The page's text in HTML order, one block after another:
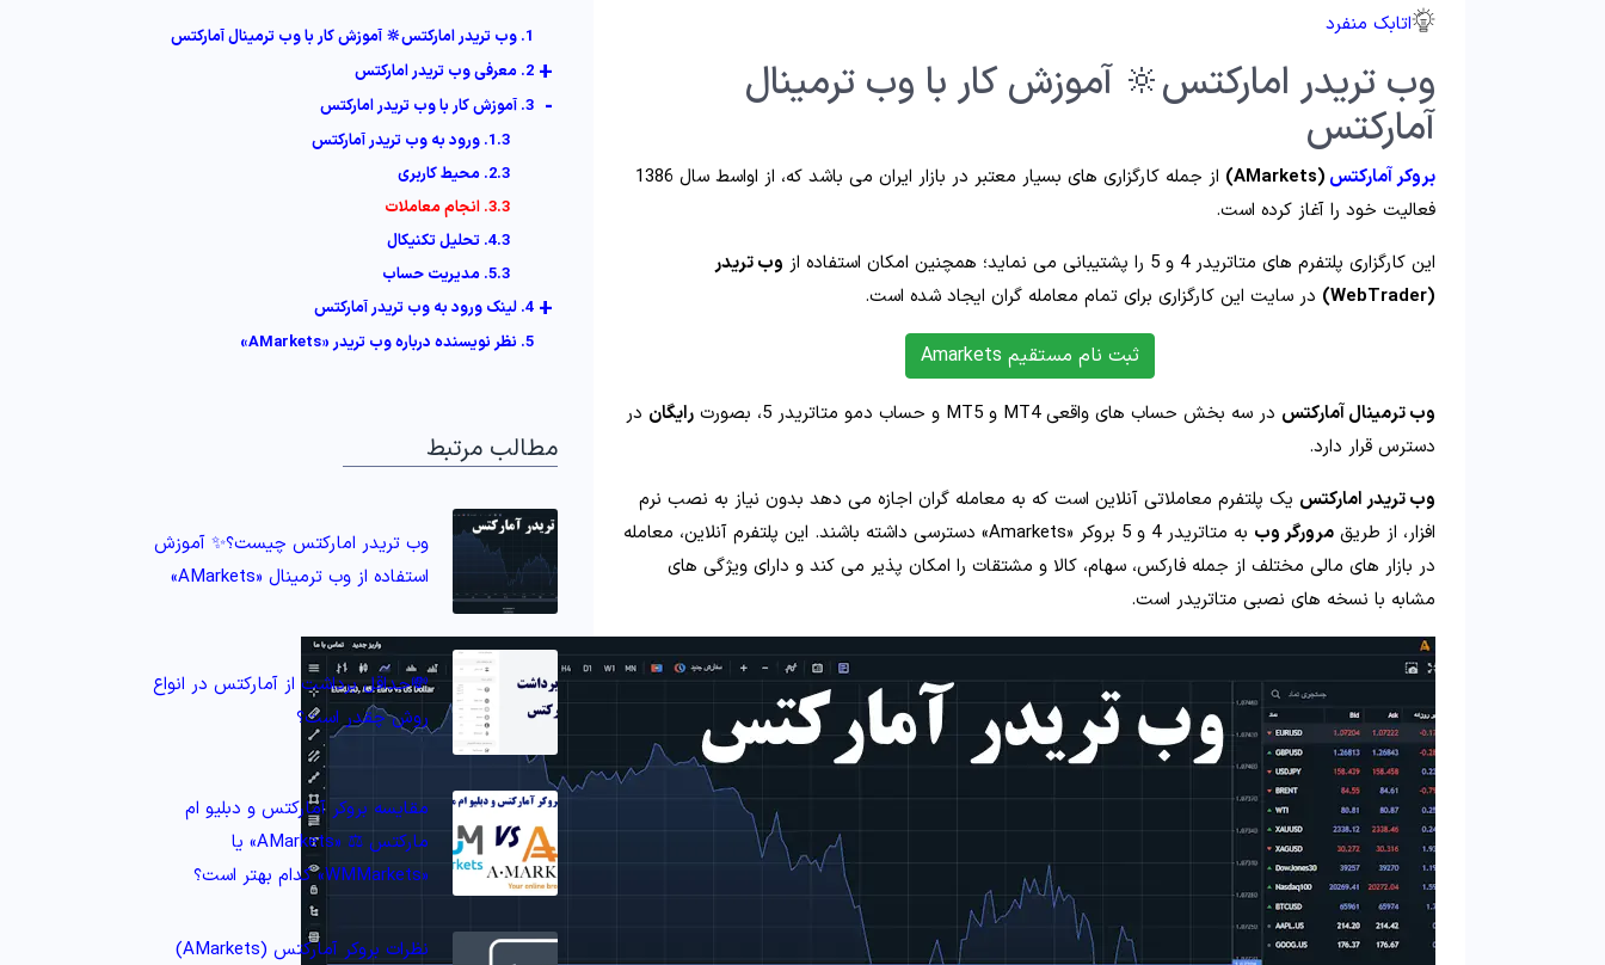
اتابک منفرد
وب تریدر امارکتس🔆 آموزش کار با وب ترمینال
آمارکتس
بروکر آمارکتس (AMarkets)
از جمله کارگزاری های بسیار معتبر در بازار ایران می باشد که، از اواسط سال 1386
فعالیت خود را آغاز کرده است.
این کارگزاری پلتفرم های متاتریدر 4 و 5 را پشتیبانی می نماید؛ همچنین امکان استفاده از
وب تریدر
(WebTrader)
در سایت این کارگزاری برای تمام معامله گران ایجاد شده است.
ثبت نام مستقیم Amarkets
وب ترمینال آمارکتس در سه بخش حساب های واقعی MT4 و MT5 و حساب دمو متاتریدر 5، بصورت رایگان در
دسترس قرار دارد.
وب تریدر امارکتس یک پلتفرم معاملاتی آنلاین است که به معامله گران اجازه می دهد بدون نیاز به نصب نرم
افزار، از طریق مرورگر وب
به متاتریدر 4 و 5 بروکر «Amarkets» دسترسی داشته باشند. این پلتفرم آنلاین، معامله
در بازار های مالی مختلف از جمله فارکس، سهام، کالا و مشتقات را امکان پذیر می کند و دارای ویژگی های
مشابه با نسخه های نصبی متاتریدر است.
1. وب تریدر امارکتس🔆 آموزش کار با وب ترمینال آمارکتس
2. معرفی وب تریدر امارکتس +
3. آموزش کار با وب تریدر امارکتس -
1.3. ورود به وب تریدر آمارکتس
2.3. محیط کاربری
3.3. انجام معاملات
4.3. تحلیل تکنیکال
5.3. مدیریت حساب
4. لینک ورود به وب تریدر آمارکتس +
5. نظر نویسنده درباره وب تریدر «AMarkets»
مطالب مرتبط
وب تریدر امارکتس چیست؟✨ آموزش
استفاده از وب ترمینال «AMarkets»
💸حداقل برداشت از آمارکتس در انواع
روش چقدر است؟
مقایسه بروکر آمارکتس و دبلیو ام
مارکتس ⚖️ «AMarkets» یا
«WMMarkets» کدام بهتر است؟
نظرات بروکر آمارکتس (AMarkets)